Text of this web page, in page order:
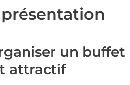
un buffet
attractif